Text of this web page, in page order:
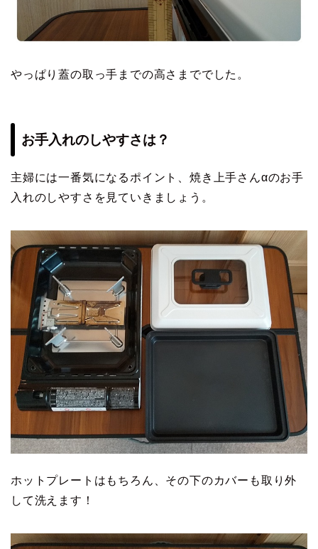
やっぱり蓋の取っ手までの高さまででした。
お手入れのしやすさは？
主婦には一番気になるポイント、焼き上手さんαのお手
入れのしやすさを見ていきましょう。
ホットプレートはもちろん、その下のカバーも取り外
して洗えます！